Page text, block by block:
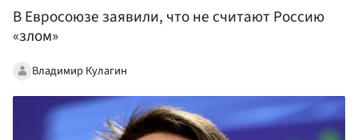
В Евросоюзе заявили, что не считают Россию
«злом»
Владимир Кулагин